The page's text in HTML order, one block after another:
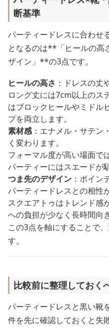
断基準
パーティードレスに合わせ
となるのは**「ヒールの高
ザイン」**の3点です。
ヒールの高さ ：ドレスの丈
ロング丈には7cm以上のス
はブロックヒールやミドル
プを両立します。
素材感：エナメル・サテン
く変わります。
フォーマル度が高い場面で
パーティーにはスエードが
つま先のデザイン ：ポイン
パーティードレスとの相性
スクエアトゥはトレンド感
への負担が少なく長時間向
この3点を軸にすることで
す。
比較前に整理しておく
パーティードレスと黒い靴
件を先に確認しておくと失